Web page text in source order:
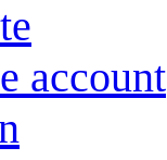
account